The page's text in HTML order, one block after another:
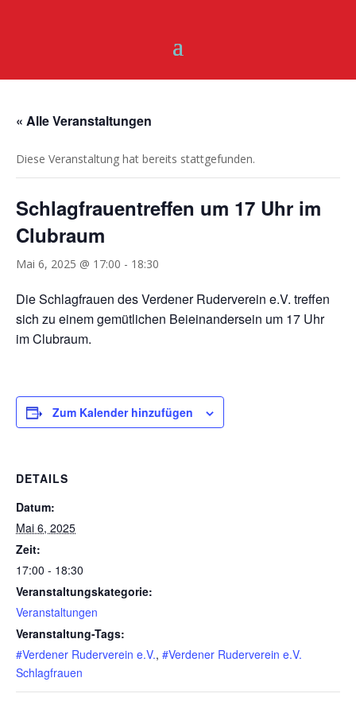
« Alle Veranstaltungen
Diese Veranstaltung hat bereits stattgefunden.
Schlagfrauentreffen um 17 Uhr im
Clubraum
Mai 6, 2025 @ 17:00 - 18:30
Die Schlagfrauen des Verdener Ruderverein e.V. treffen
sich zu einem gemütlichen Beieinandersein um 17 Uhr
im Clubraum.
Zum Kalender hinzufügen
DETAILS
Datum:
Mai 6, 2025
Zeit:
17:00 - 18:30
Veranstaltungskategorie:
Veranstaltungen
Veranstaltung-Tags:
#Verdener Ruderverein e.V., #Verdener Ruderverein e.V.
Schlagfrauen